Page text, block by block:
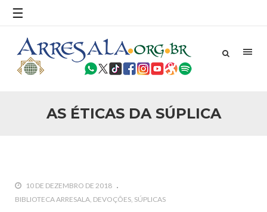
☰
AS ÉTICAS DA SÚPLICA
Conflito
Por: Ahmed Ismail Introdução O presente artigo resume as
principais considerações do autor sobre os atentados de 11
25 DE SETEMBRO DE 2010
10 DE DEZEMBRO DE 2018
BIBLIOTECA ARRESALA DEVOÇÕES SÚPLICAS